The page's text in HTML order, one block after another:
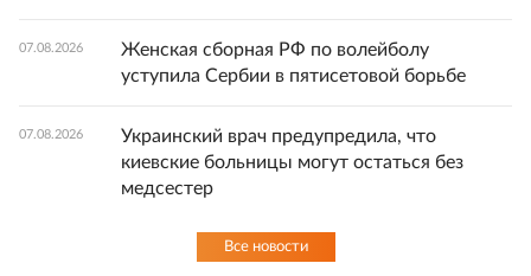
07.08.2026
Женская сборная РФ по волейболу
уступила Сербии в пятисетовой борьбе
07.08.2026
Украинский врач предупредила, что
киевские больницы могут остаться без
медсестер
Все новости